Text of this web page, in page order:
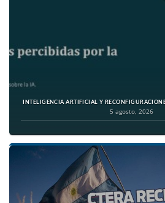
INTELIGENCIA ARTIFICIAL Y
5 agosto, 2026